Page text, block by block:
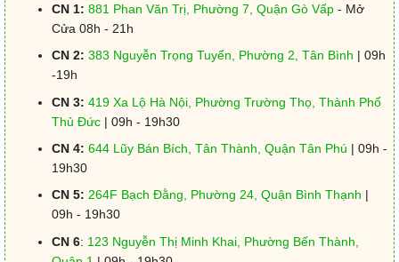
CN 1: 881 Phan Văn Trị, Phường 7, Quận Gò Vấp- Mở
Cửa 08h - 21h
CN 2: 383 Nguyễn Trọng Tuyển, Phường 2, Tân Bình | 09h
-19h
CN 3: 419 Xa Lộ Hà Nội, Phường Trường Thọ, Thành Phố
Thủ Đức| 09h - 19h30
CN 4: 644 Lũy Bán Bích, Tân Thành, Quận Tân Phú | 09h -
19h30
CN 5: 264F Bạch Đằng, Phường 24, Quận Bình Thạnh |
09h - 19h30
CN 6: 123 Nguyễn Thị Minh Khai, Phường Bến Thành,